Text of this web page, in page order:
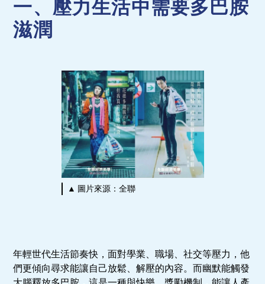
一、壓力生活中需要多巴胺
滋潤
▲ 圖片來源：全聯
年輕世代生活節奏快，面對學業、職場、社交等壓力，他
們更傾向尋求能讓自己放鬆、解壓的內容。而幽默能觸發